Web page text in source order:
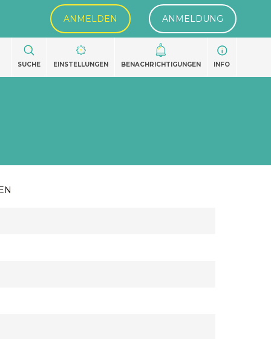
ANMELDEN ANMELDUNG
SUCHE EINSTELLUNGEN BENACHRICHTIGUNGEN INFO